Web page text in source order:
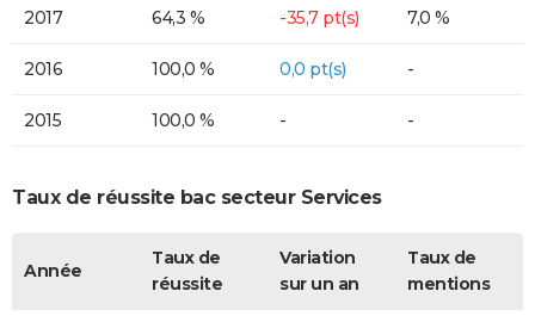
2017 64,3 % -35,7 pt(s) 7,0 %
2016 100,0 % 0,0 pt(s) -
2015 100,0 % - -
Taux de réussite bac secteur Services
Année
Taux de
réussite
Variation
sur un an
Taux de
mentions